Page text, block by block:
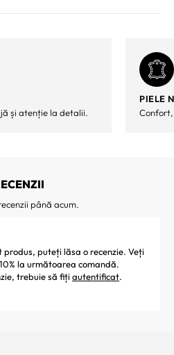
și atenție la detalii.
PIELE
până acum.
puteți lăsa o recenzie. Veți
la următoarea comandă.
trebuie să fiți autentificat.